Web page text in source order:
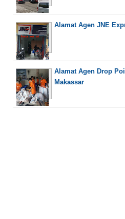
Alamat Agen JNE
Alamat Agen Drop
Makassar